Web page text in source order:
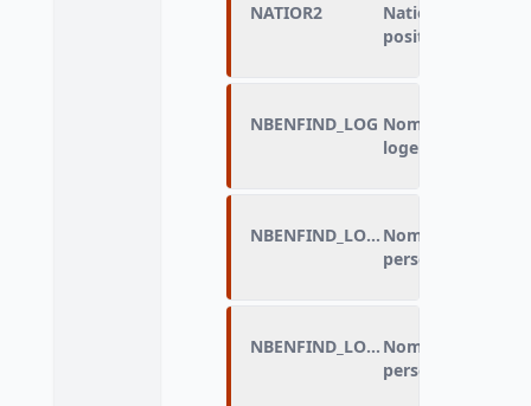
NATIOR2
Nationalité
positions)
NBENFIND_LOG Nombre
logement)
NBENFIND_LOG_ANombre
personne (dans
NBENFIND_LOG_BNombre
personne (dans